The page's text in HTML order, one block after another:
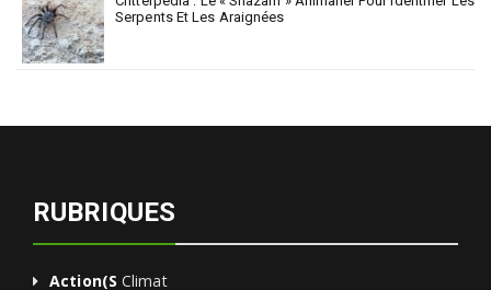
Serpents Et Les Araignées
RUBRIQUES
Action(s Climat